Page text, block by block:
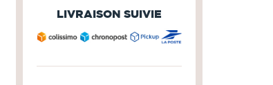
LIVRAISON SUIVIE